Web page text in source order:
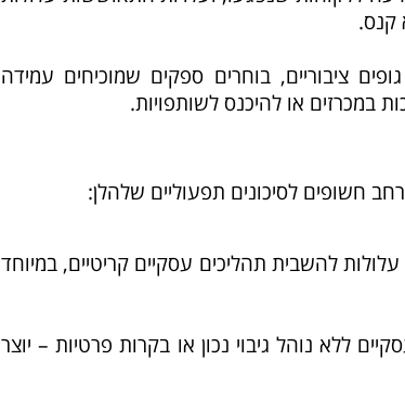
קנס.
ציבוריים, בוחרים ספקים שמוכיחים עמידה
במכרזים או להיכנס לשותפויות.
חשופים לסיכונים תפעוליים שלהלן:
להשבית תהליכים עסקיים קריטיים, במיוחד
ללא נוהל גיבוי נכון או בקרות פרטיות – יוצר